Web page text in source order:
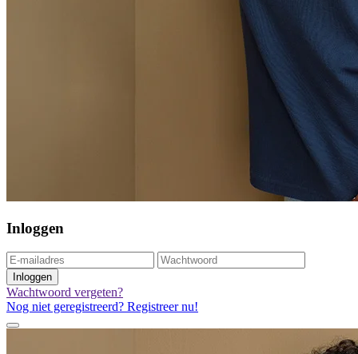
Inloggen
Inloggen
Wachtwoord vergeten?
Nog niet geregistreerd? Registreer nu!